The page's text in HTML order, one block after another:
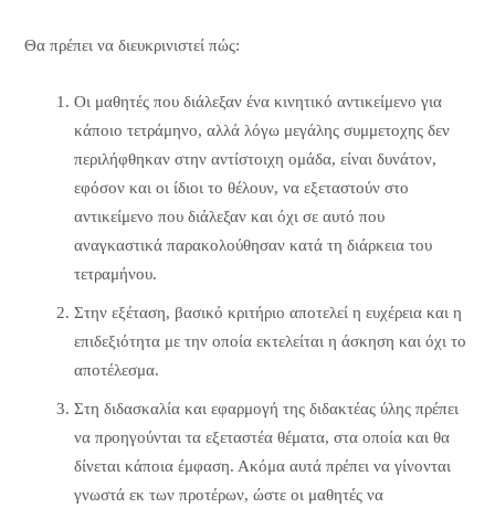
Θα πρέπει να διευκρινιστεί πώς:
Οι μαθητές που διάλεξαν ένα κινητικό αντικείμενο για
κάποιο τετράμηνο, αλλά λόγω μεγάλης συμμετοχης δεν
περιλήφθηκαν στην αντίστοιχη ομάδα, είναι δυνάτον,
εφόσον και οι ίδιοι το θέλουν, να εξεταστούν στο
αντικείμενο που διάλεξαν και όχι σε αυτό που
αναγκαστικά παρακολούθησαν κατά τη διάρκεια του
τετραμήνου.
Στην εξέταση, βασικό κριτήριο αποτελεί η ευχέρεια και η
επιδεξιότητα με την οποία εκτελείται η άσκηση και όχι το
αποτέλεσμα.
Στη διδασκαλία και εφαρμογή της διδακτέας ύλης πρέπει
να προηγούνται τα εξεταστέα θέματα, στα οποία και θα
δίνεται κάποια έμφαση. Ακόμα αυτά πρέπει να γίνονται
γνωστά εκ των προτέρων, ώστε οι μαθητές να